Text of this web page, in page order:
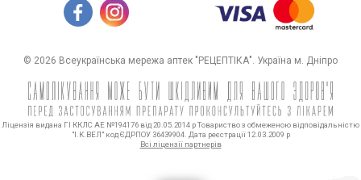
© 2026 Всеукраїнська мережа аптек "РЕЦЕПТІКА". Україна м. Дніпро
Ліцензія видана ГІ ККЛС АЕ №194176 від 20.05.2014 р Товариство з обмеженою відповідальністю
"І.К.ВЕЛ" код ЄДРПОУ 36439904. Дата реєстрації 12.03.2009 р
Всі ліцензії партнерів